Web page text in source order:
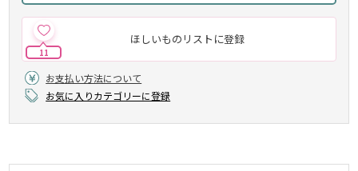
ほしいものリストに登録
11
お支払い方法について
お気に入りカテゴリーに登録